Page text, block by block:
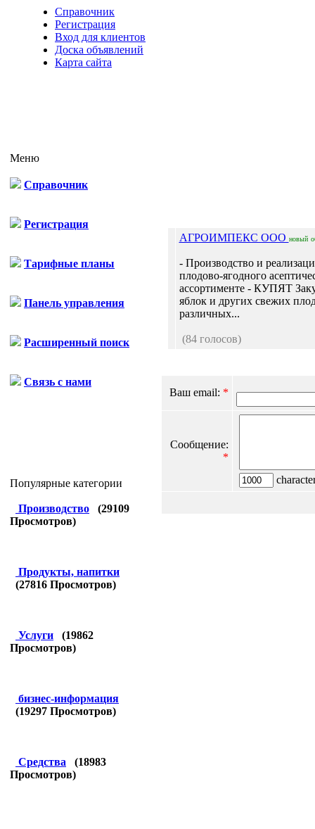
Справочник
Регистрация
Вход для клиентов
Доска объявлений
Карта сайта
Меню
Справочник
Регистрация
Тарифные планы
Панель управления
Расширенный поиск
Связь с нами
Популярные категории
Производство (29109
Просмотров)
Продукты, напитки
(27816 Просмотров)
Услуги (19862
Просмотров)
бизнес-информация
(19297 Просмотров)
Средства (18983
Просмотров)
АГРОИМПЕКС ООО новый
- Производство и
плодово-ягодного
ассортименте - КУПЯТ
яблок и других свежих
различных...
(84 голосов)
Ваш email: *
Сообщение:
*